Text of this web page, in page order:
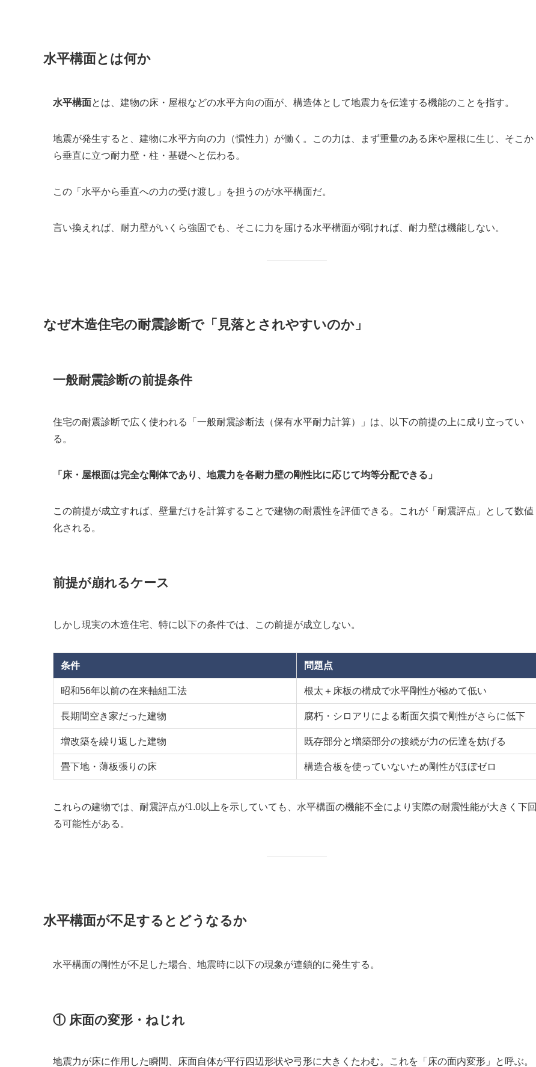
水平構面とは何か
水平構面とは、建物の床・屋根などの水平方向の面が、構造体として地震力を伝達する機能のことを指す。
地震が発生すると、建物に水平方向の力（慣性力）が働く。この力は、まず重量のある床や屋根に生じ、そこか
ら垂直に立つ耐力壁・柱・基礎へと伝わる。
この「水平から垂直への力の受け渡し」を担うのが水平構面だ。
言い換えれば、耐力壁がいくら強固でも、そこに力を届ける水平構面が弱ければ、耐力壁は機能しない。
なぜ木造住宅の耐震診断で「見落とされやすいのか」
一般耐震診断の前提条件
住宅の耐震診断で広く使われる「一般耐震診断法（保有水平耐力計算）」は、以下の前提の上に成り立ってい
る。
「床・屋根面は完全な剛体であり、地震力を各耐力壁の剛性比に応じて均等分配できる」
この前提が成立すれば、壁量だけを計算することで建物の耐震性を評価できる。これが「耐震評点」として数値
化される。
前提が崩れるケース
しかし現実の木造住宅、特に以下の条件では、この前提が成立しない。
条件 問題点
昭和56年以前の在来軸組工法 根太＋床板の構成で水平剛性が極めて低い
長期間空き家だった建物 腐朽・シロアリによる断面欠損で剛性がさらに低下
増改築を繰り返した建物 既存部分と増築部分の接続が力の伝達を妨げる
畳下地・薄板張りの床 構造合板を使っていないため剛性がほぼゼロ
これらの建物では、耐震評点が1.0以上を示していても、水平構面の機能不全により実際の耐震性能が大きく下回
る可能性がある。
水平構面が不足するとどうなるか
水平構面の剛性が不足した場合、地震時に以下の現象が連鎖的に発生する。
① 床面の変形・ねじれ
地震力が床に作用した瞬間、床面自体が平行四辺形状や弓形に大きくたわむ。これを「床の面内変形」と呼ぶ。